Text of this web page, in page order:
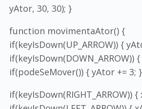
yAtor, 30, 30); }
function movimentaAtor() {
if(keyIsDown(UP_ARROW)) {
if(keyIsDown(DOWN_ARROW)) {
if(podeSeMover()) {yAtor += 3; }
if(keyIsDown(RIGHT_ARROW))